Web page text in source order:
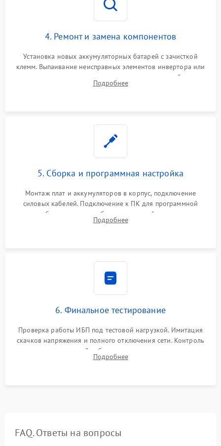
4. Ремонт и замена компонентов
Установка новых аккумуляторных батарей с зачисткой
клемм. Выпаивание неисправных элементов инвертора или
цепи зарядки и монтаж новых радиодеталей.
Восстановление поврежденных токоведущих дорожек и
Подробнее
5. Сборка и программная настройка
Монтаж плат и аккумуляторов в корпус, подключение
силовых кабелей. Подключение к ПК для программной
калибровки констант батареи, настройки порогов
срабатывания AVR и сброса счетчиков старения АКБ.
Подробнее
6. Финальное тестирование
Проверка работы ИБП под тестовой нагрузкой. Имитация
скачков напряжения и полного отключения сети. Контроль
времени автономной работы, температурного режима и
корректности формы выходного сигнала.
Подробнее
FAQ. Ответы на вопросы